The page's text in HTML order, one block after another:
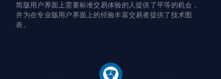
简版用户界面上需要标准交易体验的人提供了平等的机会，
并为在专业版用户界面上的经验丰富交易者提供了技术图
表。